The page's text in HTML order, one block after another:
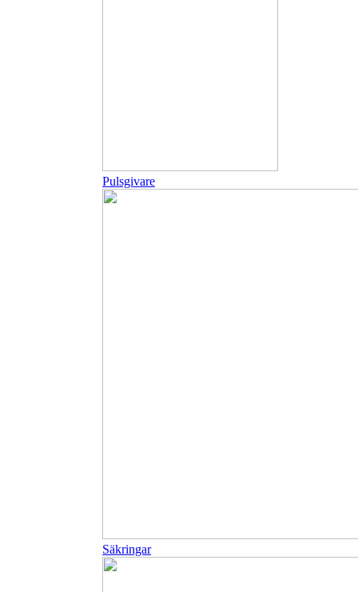
Pulsgivare
Säkringar